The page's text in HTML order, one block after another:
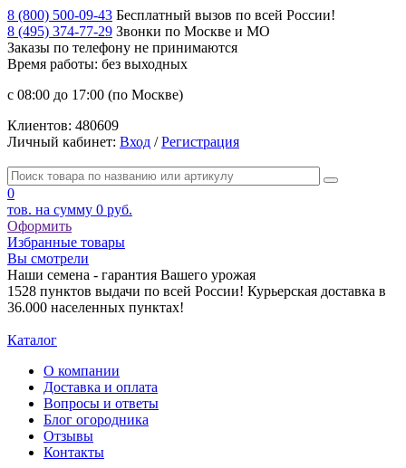
8 (800) 500-09-43 Бесплатный вызов по всей России!
8 (495) 374-77-29 Звонки по Москве и МО
Заказы по телефону не принимаются
Время работы: без выходных
с 08:00 до 17:00 (по Москве)
Клиентов: 480609
Личный кабинет: Вход /Регистрация
0
тов. на сумму 0 руб.
Оформить
Избранные товары
Вы смотрели
Наши семена - гарантия Вашего урожая
1528 пунктов выдачи по всей России! Курьерская доставка в
36.000 населенных пунктах!
Каталог
О компании
Доставка и оплата
Вопросы и ответы
Блог огородника
Отзывы
Контакты